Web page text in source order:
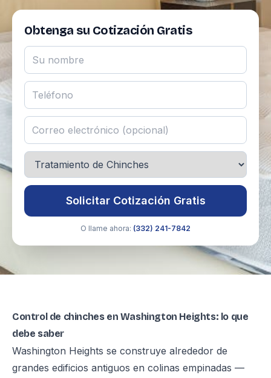
Obtenga su Cotización Gratis
Solicitar Cotización Gratis
O llame ahora: (332) 241-7842
Control de chinches en Washington Heights: lo que
debe saber
Washington Heights se construye alrededor de
grandes edificios antiguos en colinas empinadas —